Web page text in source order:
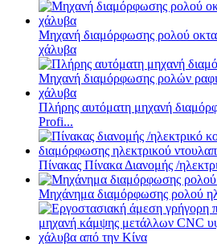
Μηχανή διαμόρφωσης ρολού
χάλυβα
Πλήρης αυτόματη μηχανή
Profi...
Πίνακας Πίνακα Διανομής /
Μηχάνημα διαμόρφωσης ρολού